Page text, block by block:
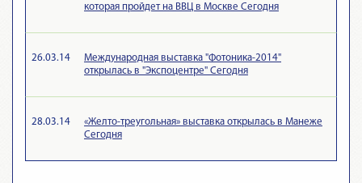
которая пройдет на ВВЦ в Москве Сегодня
26.03.14
Международная выставка "Фотоника-2014"
открылась в "Экспоцентре" Сегодня
28.03.14
«Желто-треугольная» выставка открылась в Манеже
Сегодня